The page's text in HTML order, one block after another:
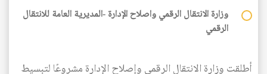
وزارة الانتقال الرقمي واصلاح الإدارة -المديرية العامة للانتقال
الرقمي
أطلقت وزارة الانتقال الرقمي وإصلاح الإدارة مشروعًا لتبسيط